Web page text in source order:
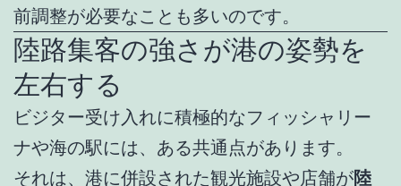
前調整が必要なことも多いのです。
陸路集客の強さが港の姿勢を
左右する
ビジター受け入れに積極的なフィッシャリー
ナや海の駅には、ある共通点があります。
それは、港に併設された観光施設や店舗が陸